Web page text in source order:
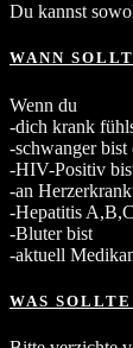
Du kannst
WANN
Wenn du
-dich krank
-schwanger
-HIV-Positiv
-an
-Hepatitis
-Bluter bist
-aktuell
WAS